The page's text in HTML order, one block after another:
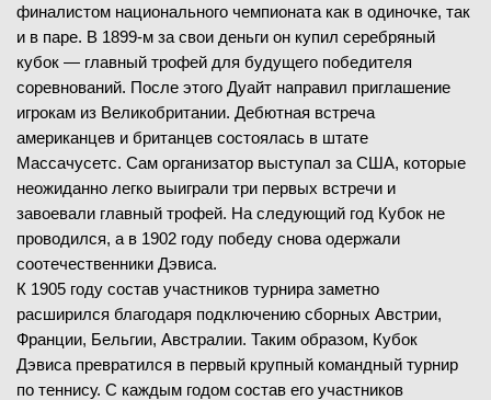
08.02.2026 —
A. Vasilev
08.02.2026 —
финалистом национального чемпионата как в одиночке, так
и в паре. В 1899-м за свои деньги он купил серебряный
кубок — главный трофей для будущего победителя
соревнований. После этого Дуайт направил приглашение
игрокам из Великобритании. Дебютная встреча
американцев и британцев состоялась в штате
Массачусетс. Сам организатор выступал за США, которые
неожиданно легко выиграли три первых встречи и
завоевали главный трофей. На следующий год Кубок не
проводился, а в 1902 году победу снова одержали
соотечественники Дэвиса.
К 1905 году состав участников турнира заметно
расширился благодаря подключению сборных Австрии,
Франции, Бельгии, Австралии. Таким образом, Кубок
Дэвиса превратился в первый крупный командный турнир
по теннису. С каждым годом состав его участников